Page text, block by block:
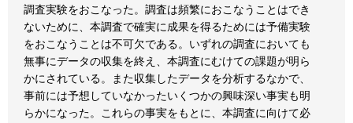
調査実験をおこなった。調査は頻繁におこなうことはでき
ないために、本調査で確実に成果を得るためには予備実験
をおこなうことは不可欠である。いずれの調査においても
無事にデータの収集を終え、本調査にむけての課題が明ら
かにされている。また収集したデータを分析するなかで、
事前には予想していなかったいくつかの興味深い事実も明
らかになった。これらの事実をもとに、本調査に向けて必